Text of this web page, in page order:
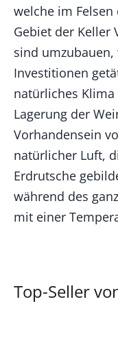
welche im
Gebiet der Keller
sind
Investitionen
natürliches
Lagerung der
Vorhandensein
natürlicher Luft,
Erdrutsche
während des
mit einer
Top-Seller